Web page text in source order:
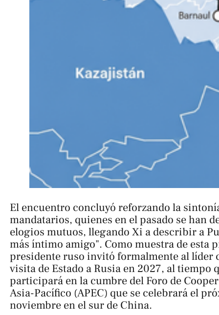
El encuentro concluyó reforzando la
mandatarios, quienes en el pasado se han
elogios mutuos, llegando Xi a describir a
más íntimo amigo". Como muestra de esta
presidente ruso invitó formalmente al líder
visita de Estado a Rusia en 2027, al tiempo
participará en la cumbre del Foro de
Asia-Pacífico (APEC) que se celebrará el
noviembre en el sur de China.